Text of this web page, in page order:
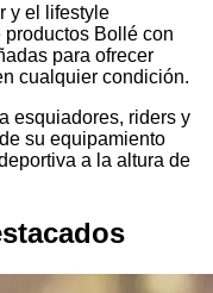
y el lifestyle
Bollé con
para ofrecer
cualquier condición.
esquiadores, riders y
su equipamiento
a la altura de